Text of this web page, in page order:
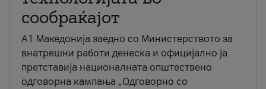
сообраќајот
A1 Македонија заедно со Министерството за
внатрешни работи денеска и официјално ја
претставија националната општествено
одговорна кампања „Одговорно со